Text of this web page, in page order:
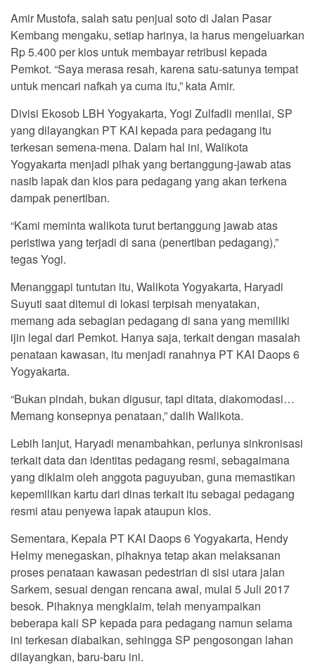
Amir Mustofa, salah satu penjual soto di Jalan Pasar
Kembang mengaku, setiap harinya, ia harus mengeluarkan
Rp 5.400 per kios untuk membayar retribusi kepada
Pemkot. “Saya merasa resah, karena satu-satunya tempat
untuk mencari nafkah ya cuma itu,” kata Amir.
Divisi Ekosob LBH Yogyakarta, Yogi Zulfadli menilai, SP
yang dilayangkan PT KAI kepada para pedagang itu
terkesan semena-mena. Dalam hal ini, Walikota
Yogyakarta menjadi pihak yang bertanggung-jawab atas
nasib lapak dan kios para pedagang yang akan terkena
dampak penertiban.
“Kami meminta walikota turut bertanggung jawab atas
peristiwa yang terjadi di sana (penertiban pedagang),”
tegas Yogi.
Menanggapi tuntutan itu, Walikota Yogyakarta, Haryadi
Suyuti saat ditemui di lokasi terpisah menyatakan,
memang ada sebagian pedagang di sana yang memiliki
ijin legal dari Pemkot. Hanya saja, terkait dengan masalah
penataan kawasan, itu menjadi ranahnya PT KAI Daops 6
Yogyakarta.
“Bukan pindah, bukan digusur, tapi ditata, diakomodasi…
Memang konsepnya penataan,” dalih Walikota.
Lebih lanjut, Haryadi menambahkan, perlunya sinkronisasi
terkait data dan identitas pedagang resmi, sebagaimana
yang diklaim oleh anggota paguyuban, guna memastikan
kepemilikan kartu dari dinas terkait itu sebagai pedagang
resmi atau penyewa lapak ataupun kios.
Sementara, Kepala PT KAI Daops 6 Yogyakarta, Hendy
Helmy menegaskan, pihaknya tetap akan melaksanan
proses penataan kawasan pedestrian di sisi utara jalan
Sarkem, sesuai dengan rencana awal, mulai 5 Juli 2017
besok. Pihaknya mengklaim, telah menyampaikan
beberapa kali SP kepada para pedagang namun selama
ini terkesan diabaikan, sehingga SP pengosongan lahan
dilayangkan, baru-baru ini.